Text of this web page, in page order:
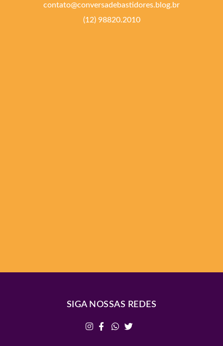
contato@conversadebastidores.blog.br
(12) 98820.2010
SIGA NOSSAS REDES